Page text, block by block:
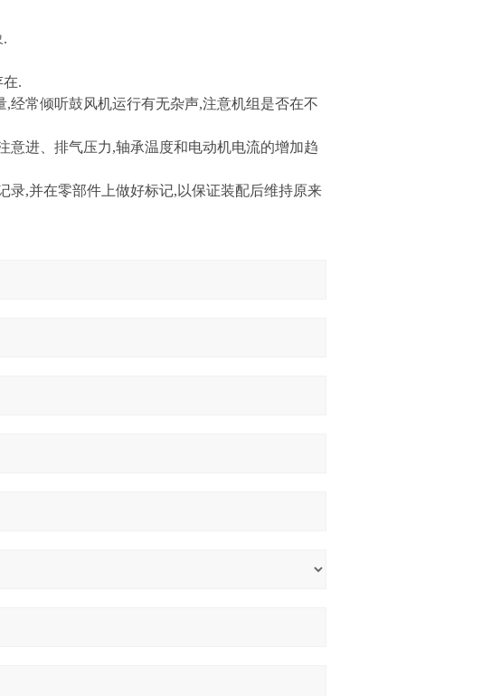
.
.
经常倾听鼓风机运行有无杂声,注意机组是否在不
意进、排气压力,轴承温度和电动机电流的增加趋
录,并在零部件上做好标记,以保证装配后维持原来